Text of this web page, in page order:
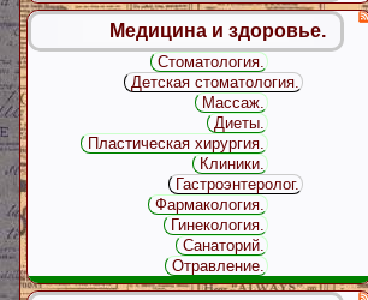
Медицина и здоровье.
Стоматология.
Детская стоматология.
Массаж.
Диеты.
Пластическая хирургия.
Клиники.
Гастроэнтеролог.
Фармакология.
Гинекология.
Санаторий.
Отравление.